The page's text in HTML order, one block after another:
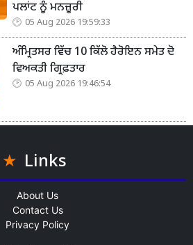
ਪਲਾਂਟ ਨੂੰ ਮਨਜ਼ੂਰੀ
05 Aug 2026 19:59:33
ਅੰਮ੍ਰਿਤਸਰ ਵਿੱਚ 10 ਕਿੱਲੋ ਹੈਰੋਇਨ ਸਮੇਤ ਦੋ
ਵਿਅਕਤੀ ਗ੍ਰਿਫ਼ਤਾਰ
05 Aug 2026 19:46:54
Links
About Us
Contact Us
Privacy Policy